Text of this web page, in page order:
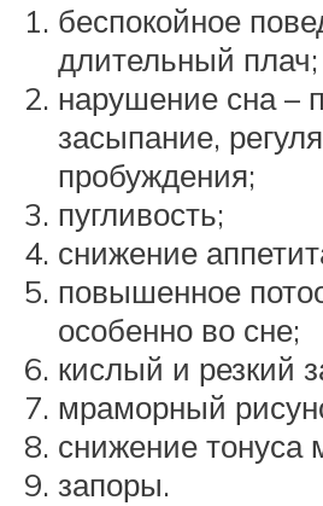
беспокойное
длительный плач;
нарушение сна –
засыпание,
пробуждения;
пугливость;
снижение
повышенное
особенно во сне;
кислый и резкий
мраморный
снижение
запоры.